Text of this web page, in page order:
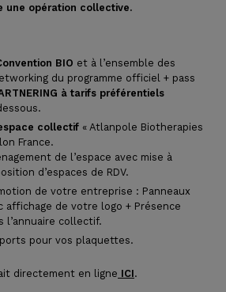
une opération collective.
BIO et à l’ensemble des
du programme officiel + pass
à tarifs préférentiels
collectif « Atlanpole Biotherapies
France.
de l’espace avec mise à
d’espaces de RDV.
de votre entreprise : Panneaux
affichage de votre logo + Présence
l’annuaire collectif.
pour vos plaquettes.
directement en ligne ICI.